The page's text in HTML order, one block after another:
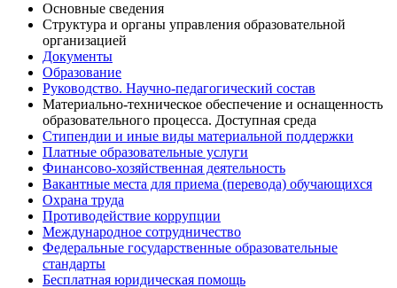
Основные сведения
Структура и органы управления образовательной
организацией
Документы
Образование
Руководство. Научно-педагогический состав
Материально-техническое обеспечение и оснащенность
образовательного процесса. Доступная среда
Стипендии и иные виды материальной поддержки
Платные образовательные услуги
Финансово-хозяйственная деятельность
Вакантные места для приема (перевода) обучающихся
Охрана труда
Противодействие коррупции
Международное сотрудничество
Федеральные государственные образовательные
стандарты
Бесплатная юридическая помощь